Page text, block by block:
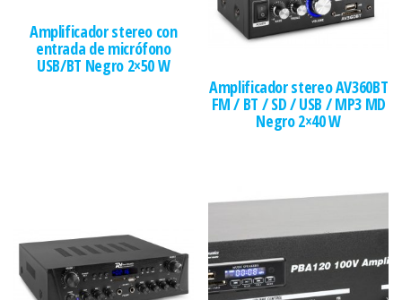
Amplificador stereo con
entrada de micrófono
USB/BT Negro 2×50 W
Amplificador stereo AV360BT
FM / BT / SD / USB / MP3 MD
Negro 2×40 W